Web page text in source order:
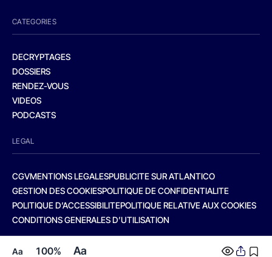
Aa 100% Aa
CATEGORIES
DECRYPTAGES
DOSSIERS
RENDEZ-VOUS
VIDEOS
PODCASTS
LEGAL
CGVMENTIONS LEGALESPUBLICITE SUR ATLANTICO
GESTION DES COOKIESPOLITIQUE DE CONFIDENTIALITE
POLITIQUE D’ACCESSIBILITEPOLITIQUE RELATIVE AUX COOKIES
CONDITIONS GENERALES D’UTILISATION